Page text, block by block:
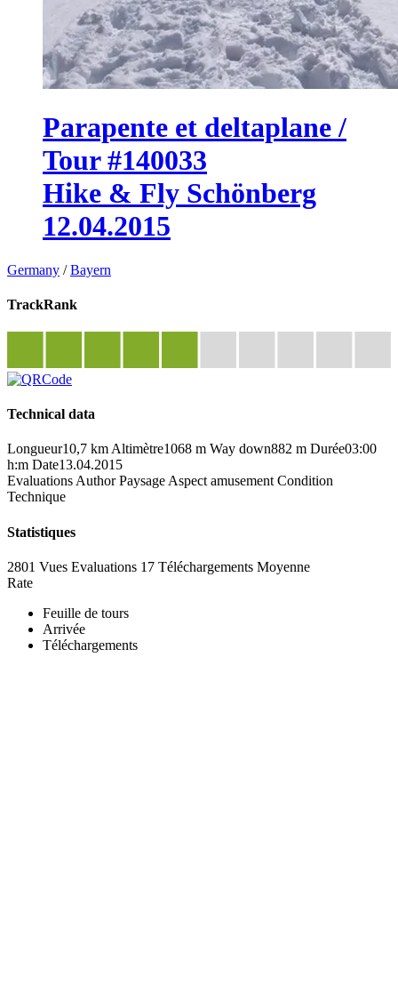
Parapente et deltaplane /
Tour #140033
Hike & Fly Schönberg
12.04.2015
Germany /Bayern
TrackRank
Technical data
Longueur10,7 km Altimètre1068 m Way down882 m Durée03:00
h:m Date13.04.2015
Evaluations Author Paysage Aspect amusement Condition
Technique
Statistiques
2801 Vues Evaluations 17 Téléchargements Moyenne
Rate
Feuille de tours
Arrivée
Téléchargements